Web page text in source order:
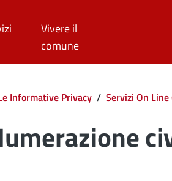
Vivere il
comune
Informative Privacy / Servizi On Line